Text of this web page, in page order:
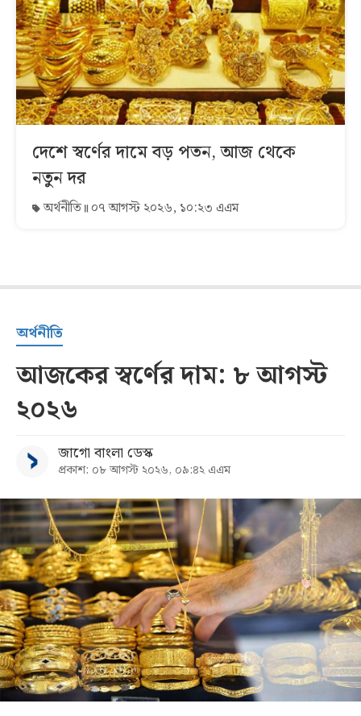
দেশে স্বর্ণের দামে বড় পতন, আজ থেকে
নতুন দর
অর্থনীতি ০৭ আগস্ট ২০২৬, ১০:২৩ এএম
অর্থনীতি
আজকের স্বর্ণের দাম: ৮ আগস্ট
২০২৬
জাগো বাংলা ডেস্ক
প্রকাশ: ০৮ আগস্ট ২০২৬, ০৯:৪২ এএম